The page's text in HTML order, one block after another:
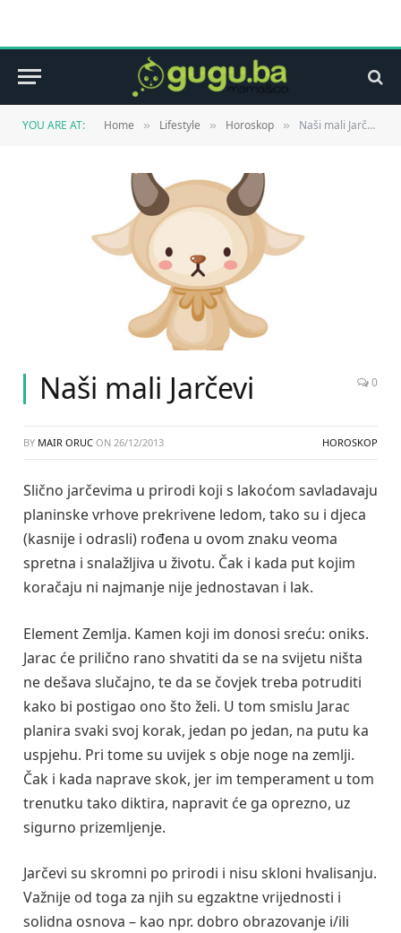
YOU ARE AT: Home » Lifestyle » Horoskop » Naši mali Jarčevi
Naši mali Jarčevi 0
BY MAIR ORUC ON 26/12/2013 HOROSKOP
Slično jarčevima u prirodi koji s lakoćom savladavaju
planinske vrhove prekrivene ledom, tako su i djeca
(kasnije i odrasli) rođena u ovom znaku veoma
spretna i snalažljiva u životu. Čak i kada put kojim
koračaju ni najmanje nije jednostavan i lak.
Element Zemlja. Kamen koji im donosi sreću: oniks.
Jarac će prilično rano shvatiti da se na svijetu ništa
ne dešava slučajno, te da se čovjek treba potruditi
kako bi postigao ono što želi. U tom smislu Jarac
planira svaki svoj korak, jedan po jedan, na putu ka
uspjehu. Pri tome su uvijek s obje noge na zemlji.
Čak i kada naprave skok, jer im temperament u tom
trenutku tako diktira, napravit će ga oprezno, uz
sigurno prizemljenje.
Jarčevi su skromni po prirodi i nisu skloni hvalisanju.
Važnije od toga za njih su egzaktne vrijednosti i
solidna osnova – kao npr. dobro obrazovanje i/ili